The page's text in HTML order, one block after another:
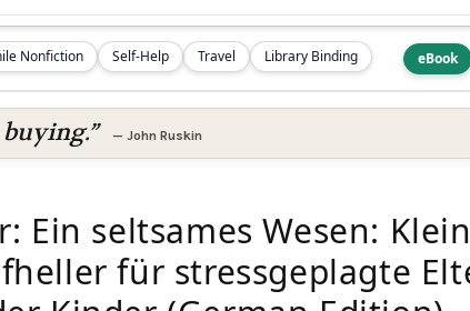
Nonfiction Self-Help Travel Library Binding eBook
— John Ruskin
Ein seltsames Wesen:
für stressgeplagte